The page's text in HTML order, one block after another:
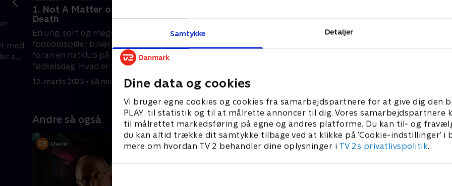
Samtykke Detaljer
Dine data og cookies
Vi bruger egne cookies og cookies fra samarbejdspartnere for at give dig den
PLAY, til statistik og til at målrette annoncer til dig. Vores samarbejdspartnere
til målrettet markedsføring på egne og andres platforme. Du kan til- og
du kan altid trække dit samtykke tilbage ved at klikke på ’Cookie-indstillinger’ i
mere om hvordan TV 2 behandler dine oplysninger i TV 2s privatlivspolitik.
med
en
1. Not A Matter of Life and
Death
En ung, sort og meget talentfuld
fodboldspiller bliver stukket ned
foran en natklub på sin 19-års
fødselsdag. Hvad er motivet?
12. marts 2025 • 68 min
anden forsvinder, frygter Janine, at
hele det kirurgiske team er i fare.
Ray Pettigrew findes
Andre så også